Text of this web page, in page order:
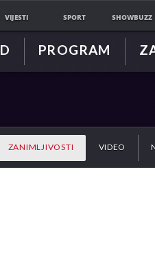
VIJESTI SPORT SHOWBUZZ
PROGRAM
ZANIMLJIVOSTI VIDEO